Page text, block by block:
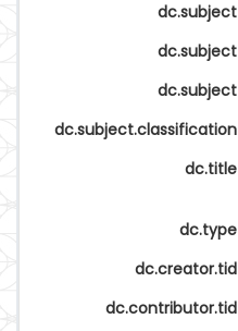
dc.subject
dc.subject
dc.subject
dc.subject.classification
dc.title
dc.type
dc.creator.tid
dc.contributor.tid